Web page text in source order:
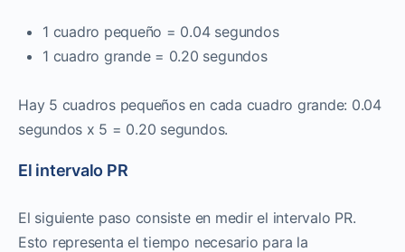
1 cuadro pequeño = 0.04 segundos
1 cuadro grande = 0.20 segundos
Hay 5 cuadros pequeños en cada cuadro grande: 0.04
segundos x 5 = 0.20 segundos.
El intervalo PR
El siguiente paso consiste en medir el intervalo PR.
Esto representa el tiempo necesario para la